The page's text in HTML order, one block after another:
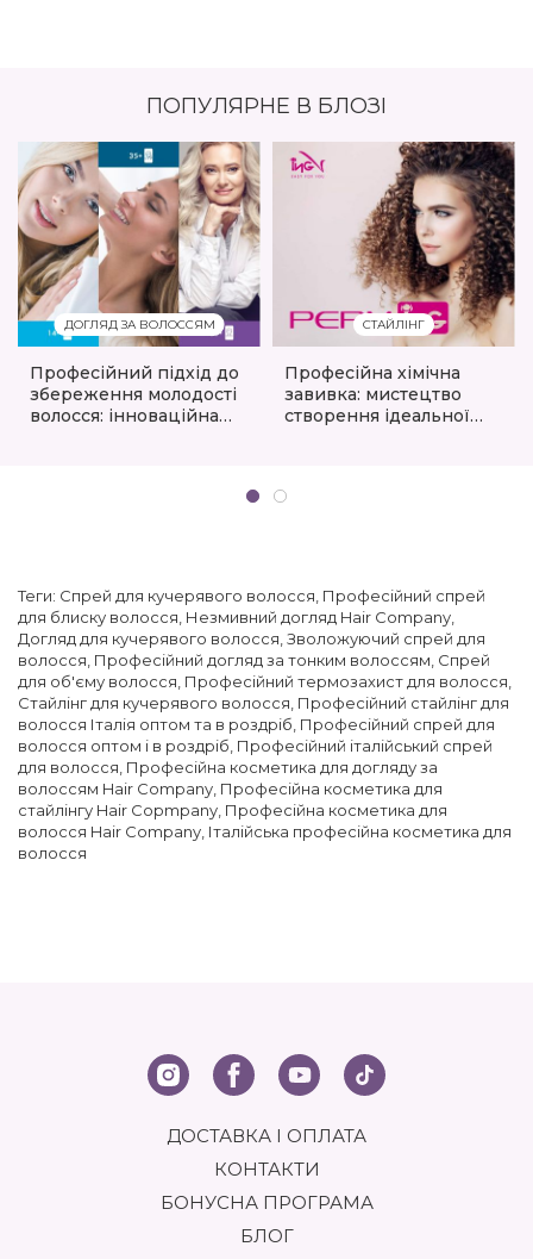
ПОПУЛЯРНЕ В БЛОЗІ
ДОГЛЯД ЗА ВОЛОССЯМ
Професійний підхід до
збереження молодості
волосся: інноваційна
СТАЙЛІНГ
Професійна хімічна
завивка: мистецтво
створення ідеальної
Теги: Спрей для кучерявого волосся Професійний спрей
для блиску волосся Незмивний догляд Hair Company
Догляд для кучерявого волосся Зволожуючий спрей для
волосся Професійний догляд за тонким волоссям Спрей
для об'єму волосся Професійний термозахист для волосся
Стайлінг для кучерявого волосся Професійний стайлінг для
волосся Італія оптом та в роздріб Професійний спрей для
волосся оптом і в роздріб Професійний італійський спрей
для волосся Професійна косметика для догляду за
волоссям Hair Company Професійна косметика для
стайлінгу Hair Copmpany Професійна косметика для
волосся Hair Company Італійська професійна косметика для
волосся
ДОСТАВКА І ОПЛАТА
КОНТАКТИ
БОНУСНА ПРОГРАМА
БЛОГ